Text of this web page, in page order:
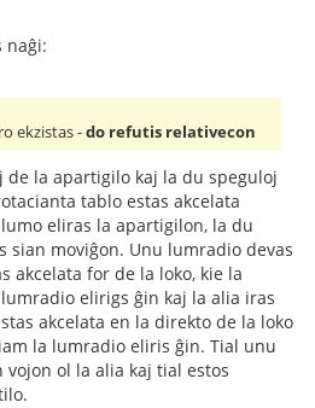
naĝi:
ekzistas -do refutis relativecon
de la apartigilo kaj la du speguloj
tablo estas akcelata
eliras la apartigilon, la du
sian moviĝon. Unu lumradio devas
akcelata for de la loko, kie la
elirigs ĝin kaj la alia iras
akcelata en la direkto de la loko
la lumradio eliris ĝin. Tial unu
ol la alia kaj tial estos